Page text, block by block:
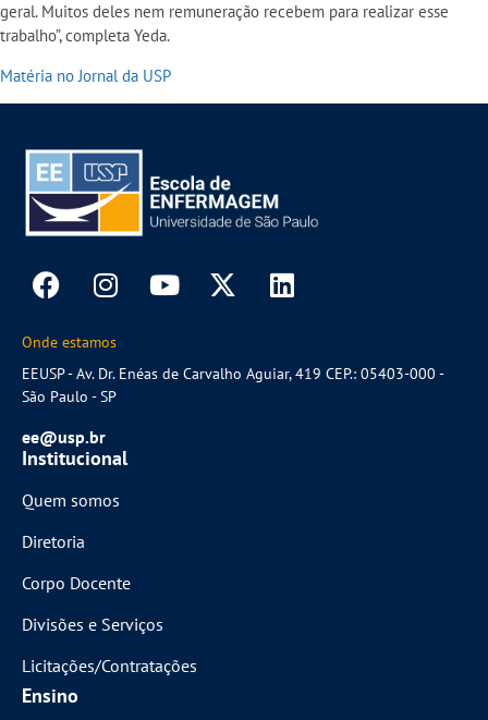
geral. Muitos deles nem remuneração recebem para realizar esse
trabalho”, completa Yeda.
Matéria no Jornal da USP
Onde estamos
EEUSP - Av. Dr. Enéas de Carvalho Aguiar, 419 CEP.: 05403-000 -
São Paulo - SP
ee@usp.br
Institucional
Quem somos
Diretoria
Corpo Docente
Divisões e Serviços
Licitações/Contratações
Ensino